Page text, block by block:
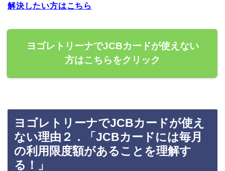
解決したい方はこちら
ヨゴレトリーナでJCBカードが使えない
方はこちらをクリック
ヨゴレトリーナでJCBカードが使え
ない理由２．「JCBカードには毎月
の利用限度額があることを理解す
る！」